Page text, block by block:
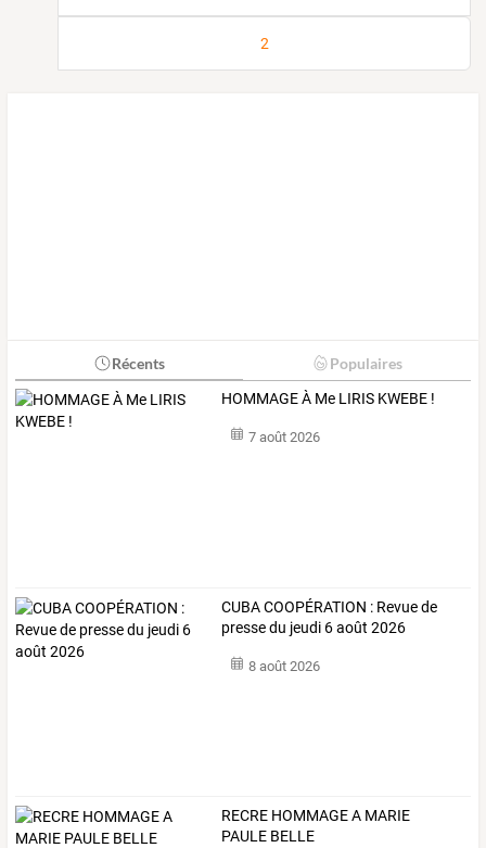
2
Récents Populaires
HOMMAGE À Me LIRIS KWEBE !
7 août 2026
CUBA COOPÉRATION : Revue de
presse du jeudi 6 août 2026
8 août 2026
RECRE HOMMAGE A MARIE
PAULE BELLE